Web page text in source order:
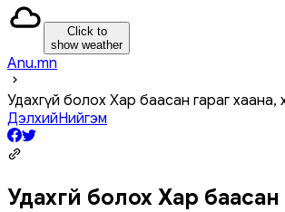
Click to
show weather
Anu.mn
Удахгүй болох Хар баасан гараг хаана,
ДэлхийНийгэм
Удахгүй болох Хар баасан